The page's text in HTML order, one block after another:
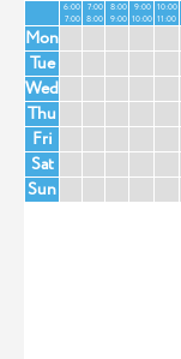
6:00
7:00
7:00
8:00
8:00
9:00
9:00
10:00
10:00
11:00
Mon
Tue
Wed
Thu
Fri
Sat
Sun